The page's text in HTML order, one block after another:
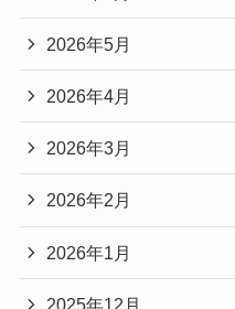
2026年5月
2026年4月
2026年3月
2026年2月
2026年1月
2025年12月